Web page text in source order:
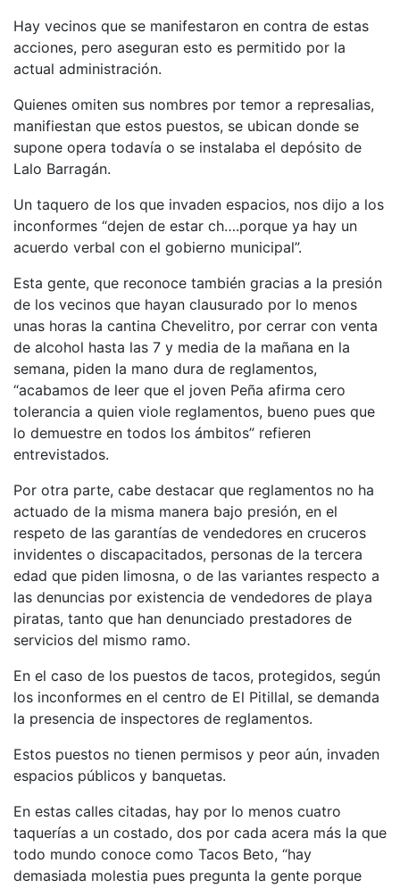
Hay vecinos que se manifestaron en contra de estas
acciones, pero aseguran esto es permitido por la
actual administración.
Quienes omiten sus nombres por temor a represalias,
manifiestan que estos puestos, se ubican donde se
supone opera todavía o se instalaba el depósito de
Lalo Barragán.
Un taquero de los que invaden espacios, nos dijo a los
inconformes “dejen de estar ch….porque ya hay un
acuerdo verbal con el gobierno municipal”.
Esta gente, que reconoce también gracias a la presión
de los vecinos que hayan clausurado por lo menos
unas horas la cantina Chevelitro, por cerrar con venta
de alcohol hasta las 7 y media de la mañana en la
semana, piden la mano dura de reglamentos,
“acabamos de leer que el joven Peña afirma cero
tolerancia a quien viole reglamentos, bueno pues que
lo demuestre en todos los ámbitos” refieren
entrevistados.
Por otra parte, cabe destacar que reglamentos no ha
actuado de la misma manera bajo presión, en el
respeto de las garantías de vendedores en cruceros
invidentes o discapacitados, personas de la tercera
edad que piden limosna, o de las variantes respecto a
las denuncias por existencia de vendedores de playa
piratas, tanto que han denunciado prestadores de
servicios del mismo ramo.
En el caso de los puestos de tacos, protegidos, según
los inconformes en el centro de El Pitillal, se demanda
la presencia de inspectores de reglamentos.
Estos puestos no tienen permisos y peor aún, invaden
espacios públicos y banquetas.
En estas calles citadas, hay por lo menos cuatro
taquerías a un costado, dos por cada acera más la que
todo mundo conoce como Tacos Beto, “hay
demasiada molestia pues pregunta la gente porque